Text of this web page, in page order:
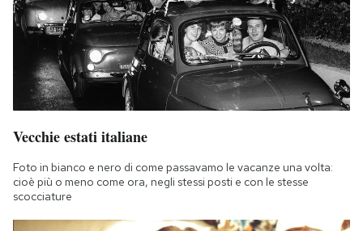
Vecchie estati italiane
Foto in bianco e nero di come passavamo le vacanze una volta:
cioè più o meno come ora, negli stessi posti e con le stesse
scocciature